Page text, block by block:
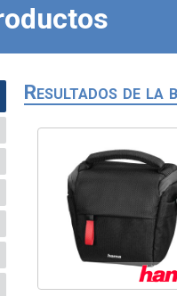
Resultados de la